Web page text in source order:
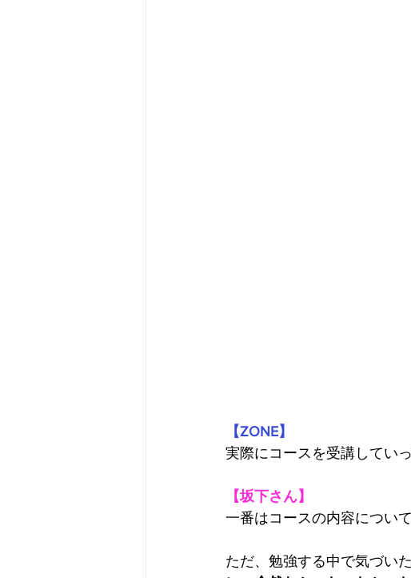
【ZONE】
実際にコースを受講してい
【坂下さん】
一番はコースの内容につい
ただ、勉強する中で気づい